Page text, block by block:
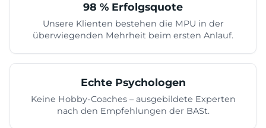
98 % Erfolgsquote
Unsere Klienten bestehen die MPU in der
überwiegenden Mehrheit beim ersten Anlauf.
Echte Psychologen
Keine Hobby-Coaches – ausgebildete Experten
nach den Empfehlungen der BASt.